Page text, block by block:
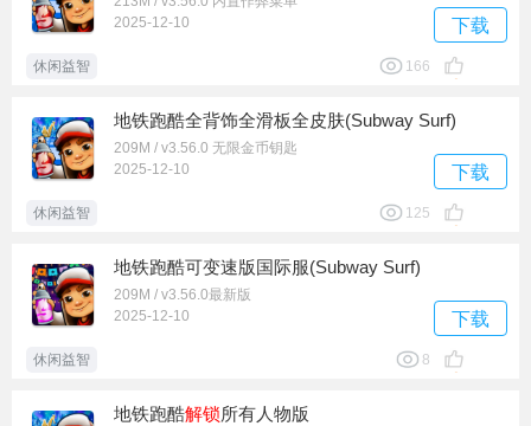
2025-12-10
下载
休闲益智 166
地铁跑酷全背饰全滑板全皮肤(Subway Surf)
209M / v3.56.0 无限金币钥匙
2025-12-10
下载
休闲益智 125
地铁跑酷可变速版国际服(Subway Surf)
209M / v3.56.0最新版
2025-12-10
下载
休闲益智 8
地铁跑酷解锁所有人物版